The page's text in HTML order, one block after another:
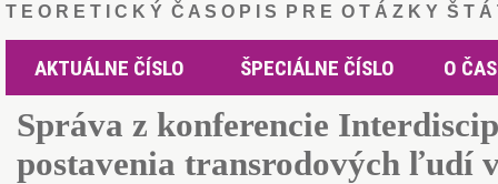
T E O R E T I C K Ý Č A S O P I S P R E O T Á Z K Y Š T
AKTUÁLNE ČÍSLO ŠPECIÁLNE ČÍSLO O
Správa z konferencie
postavenia transrodových ľudí